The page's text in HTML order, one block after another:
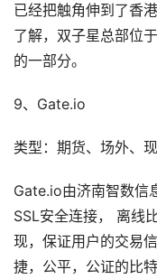
已经把触角伸到了香
了解，双子星总部位
的一部分。
9、Gate.io
类型：期货、场外、
Gate.io由济南智数信
SSL安全连接， 离线
现，保证用户的交易
捷，公平，公证的比